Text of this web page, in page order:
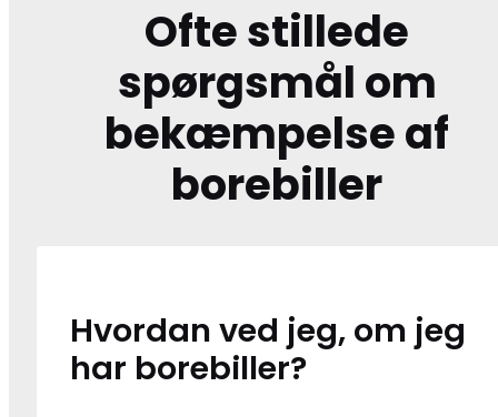
Ofte stillede
spørgsmål om
bekæmpelse af
borebiller
Hvordan ved jeg, om jeg
har borebiller?